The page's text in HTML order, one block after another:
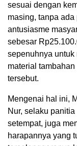
sesuai dengan
masing, tanpa
antusiasme
sebesar
sepenuhnya
material
tersebut.
Mengenai hal ini,
Nur, selaku
setempat, juga
harapannya yang